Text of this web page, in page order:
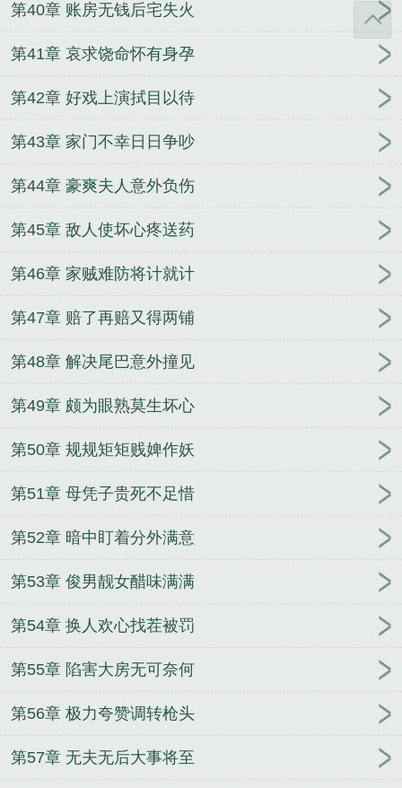
第40章 账房无钱后宅失火
第41章 哀求饶命怀有身孕
第42章 好戏上演拭目以待
第43章 家门不幸日日争吵
第44章 豪爽夫人意外负伤
第45章 敌人使坏心疼送药
第46章 家贼难防将计就计
第47章 赔了再赔又得两铺
第48章 解决尾巴意外撞见
第49章 颇为眼熟莫生坏心
第50章 规规矩矩贱婢作妖
第51章 母凭子贵死不足惜
第52章 暗中盯着分外满意
第53章 俊男靓女醋味满满
第54章 换人欢心找茬被罚
第55章 陷害大房无可奈何
第56章 极力夸赞调转枪头
第57章 无夫无后大事将至